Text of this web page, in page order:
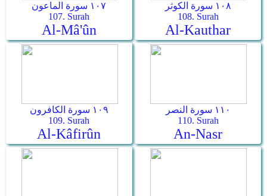
١٠٧ سورة الماعون
107. Surah
Al-Mâ'ûn
١٠٨ سورة الكوثر
108. Surah
Al-Kauthar
١٠٩ سورة الكافرون
109. Surah
Al-Kâfirûn
١١٠ سورة النصر
110. Surah
An-Nasr